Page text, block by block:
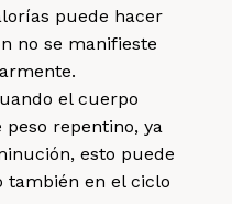
puede hacer
no se manifieste
el cuerpo
repentino, ya
esto puede
también en el ciclo